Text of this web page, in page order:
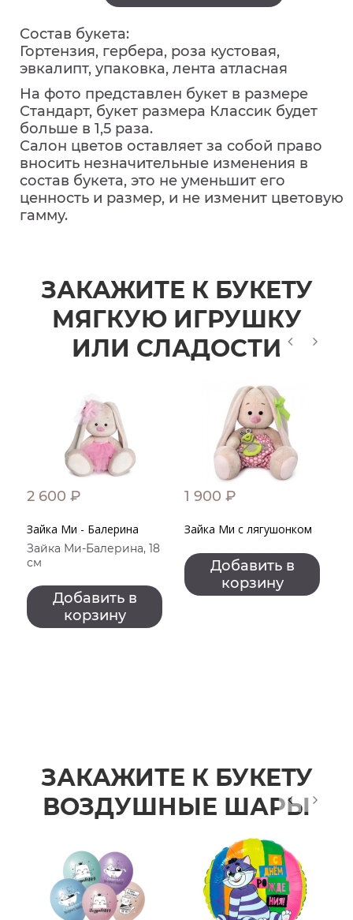
Состав букета:
Гортензия, гербера, роза кустовая,
эвкалипт, упаковка, лента атласная
На фото представлен букет в размере
Стандарт, букет размера Классик будет
больше в 1,5 раза.
Салон цветов оставляет за собой право
вносить незначительные изменения в
состав букета, это не уменьшит его
ценность и размер, и не изменит цветовую
гамму.
ЗАКАЖИТЕ К БУКЕТУ
МЯГКУЮ ИГРУШКУ
ИЛИ СЛАДОСТИ
2 600 ₽
Зайка Ми - Балерина
Зайка Ми-Балерина, 18
см
Добавить в
корзину
1 900 ₽
Зайка Ми с лягушонком
Добавить в
корзину
ЗАКАЖИТЕ К БУКЕТУ
ВОЗДУШНЫЕ ШАРЫ